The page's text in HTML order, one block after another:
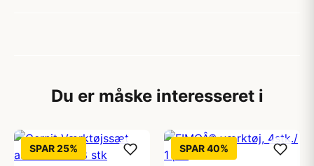
Du er måske interesseret i
SPAR 25% SPAR 40%